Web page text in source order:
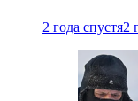
2 года спустя2